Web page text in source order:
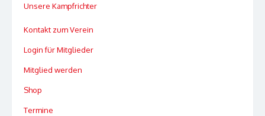
Unsere Kampfrichter
Kontakt zum Verein
Login für Mitglieder
Mitglied werden
Shop
Termine